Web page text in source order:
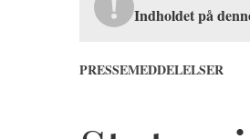
Indholdet på
PRESSEMEDDELELSER